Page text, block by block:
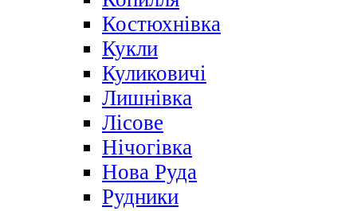
Костюхнівка
Кукли
Куликовичі
Лишнівка
Лісове
Нічогівка
Нова Руда
Рудники